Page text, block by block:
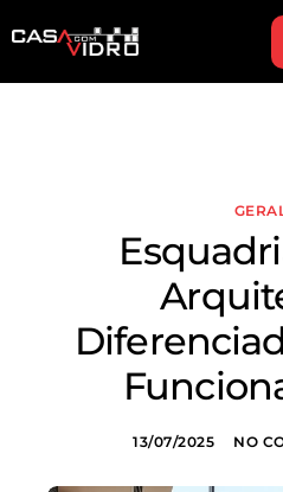
Produtos
13/07/2025 NO